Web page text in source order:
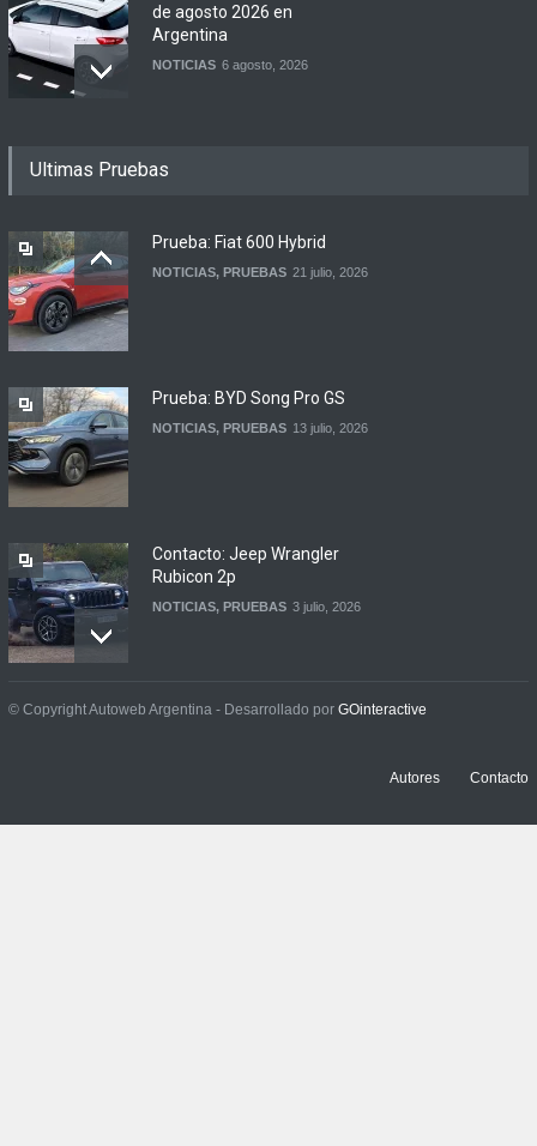
de agosto 2026 en
Argentina
NOTICIAS 6 agosto, 2026
Efficient en Argentina
Ultimas Pruebas
Prueba: Fiat 600 Hybrid
NOTICIAS, PRUEBAS 21 julio, 2026
Prueba: BYD Song Pro GS
NOTICIAS, PRUEBAS 13 julio, 2026
Contacto: Jeep Wrangler
Rubicon 2p
NOTICIAS, PRUEBAS 3 julio, 2026
Prueba: Renault Boreal
© Copyright Autoweb Argentina - Desarrollado por GOinteractive
Autores Contacto